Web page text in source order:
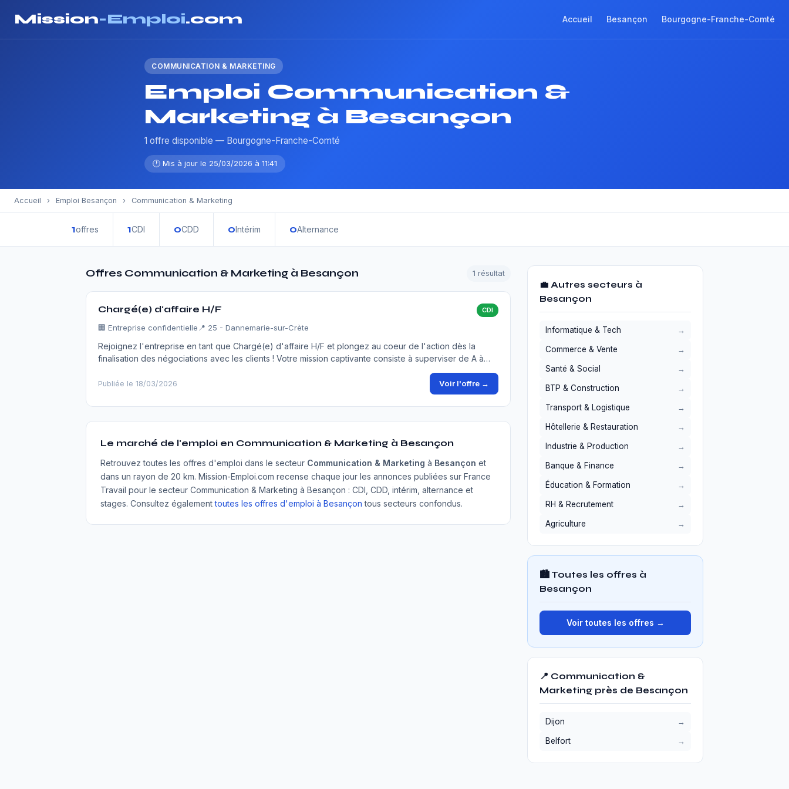
Mission-Emploi.com Accueil Besançon Bourgogne-Franche-Comté
COMMUNICATION & MARKETING
Emploi Communication &
Marketing à Besançon
1 offre disponible — Bourgogne-Franche-Comté
🕐 Mis à jour le 25/03/2026 à 11:41
Accueil › Emploi Besançon › Communication & Marketing
1offres 1CDI 0CDD 0Intérim 0Alternance
Offres Communication & Marketing à Besançon 1 résultat
Chargé(e) d'affaire H/F CDI
🏢 Entreprise confidentielle 📍 25 - Dannemarie-sur-Crète
Rejoignez l'entreprise en tant que Chargé(e) d'affaire H/F et plongez au coeur de l'action dès la
finalisation des négociations avec les clients ! Votre mission captivante consiste à superviser de A à…
Publiée le 18/03/2026 Voir l'offre →
Le marché de l'emploi en Communication & Marketing à Besançon
Retrouvez toutes les offres d'emploi dans le secteur Communication & Marketing à Besançon et
dans un rayon de 20 km. Mission-Emploi.com recense chaque jour les annonces publiées sur France
Travail pour le secteur Communication & Marketing à Besançon : CDI, CDD, intérim, alternance et
stages. Consultez égalementtoutes les offres d'emploi à Besançon tous secteurs confondus.
💼 Autres secteurs à
Besançon
Informatique & Tech
Commerce & Vente
Santé & Social
BTP & Construction
Transport & Logistique
Hôtellerie & Restauration
Industrie & Production
Banque & Finance
Éducation & Formation
RH & Recrutement
Agriculture
🏙️ Toutes les offres à
Besançon
Voir toutes les offres →
📍 Communication &
Marketing près de Besançon
Dijon
Belfort